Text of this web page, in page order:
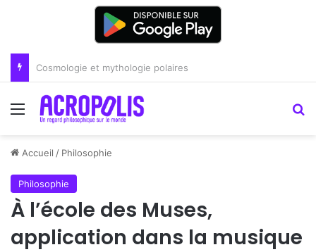
Renoir : la peinture comme un art du lien
Menu
Accueil / Philosophie
Philosophie
À l’école des Muses,
application dans la musique